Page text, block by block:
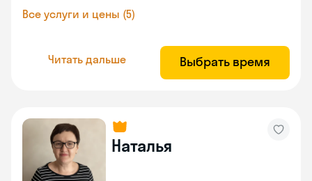
Все услуги и цены (5)
Читать дальше Выбрать время
Наталья